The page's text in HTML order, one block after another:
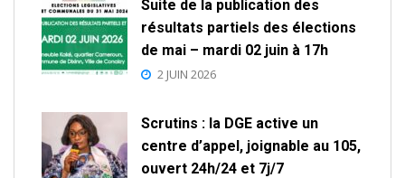
Suite de la publication des
résultats partiels des élections
de mai – mardi 02 juin à 17h
2 JUIN 2026
Scrutins : la DGE active un
centre d’appel, joignable au 105,
ouvert 24h/24 et 7j/7